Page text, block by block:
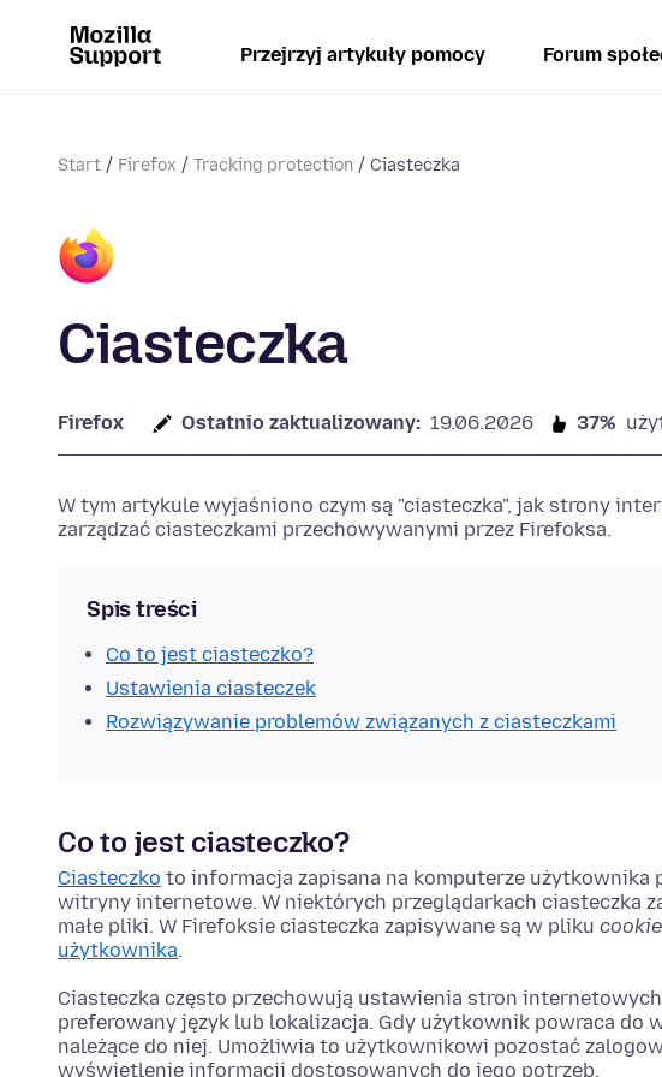
Przejrzyj artykuły pomocy Forum
Start Firefox Tracking protection Ciasteczka
Ciasteczka
Firefox Ostatnio zaktualizowany: 19.06.2026 37%
W tym artykule wyjaśniono czym są "ciasteczka", jak strony
zarządzać ciasteczkami przechowywanymi przez Firefoksa.
Spis treści
Co to jest ciasteczko?
Ustawienia ciasteczek
Rozwiązywanie problemów związanych z ciasteczkami
Co to jest ciasteczko?
Ciasteczko to informacja zapisana na komputerze użytkownika
witryny internetowe. W niektórych przeglądarkach ciasteczka
małe pliki. W Firefoksie ciasteczka zapisywane są w pliku
użytkownika.
Ciasteczka często przechowują ustawienia stron
preferowany język lub lokalizacja. Gdy użytkownik powraca do
należące do niej. Umożliwia to użytkownikowi pozostać
wyświetlenie informacji dostosowanych do jego potrzeb.